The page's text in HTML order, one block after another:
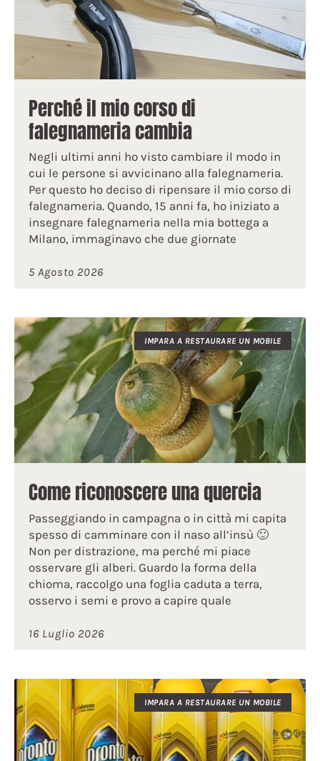
Perché il mio corso di
falegnameria cambia
Negli ultimi anni ho visto cambiare il modo in
cui le persone si avvicinano alla falegnameria.
Per questo ho deciso di ripensare il mio corso di
falegnameria. Quando, 15 anni fa, ho iniziato a
insegnare falegnameria nella mia bottega a
Milano, immaginavo che due giornate
5 Agosto 2026
IMPARA A RESTAURARE UN MOBILE
Come riconoscere una quercia
Passeggiando in campagna o in città mi capita
spesso di camminare con il naso all’insù 🙂
Non per distrazione, ma perché mi piace
osservare gli alberi. Guardo la forma della
chioma, raccolgo una foglia caduta a terra,
osservo i semi e provo a capire quale
16 Luglio 2026
IMPARA A RESTAURARE UN MOBILE